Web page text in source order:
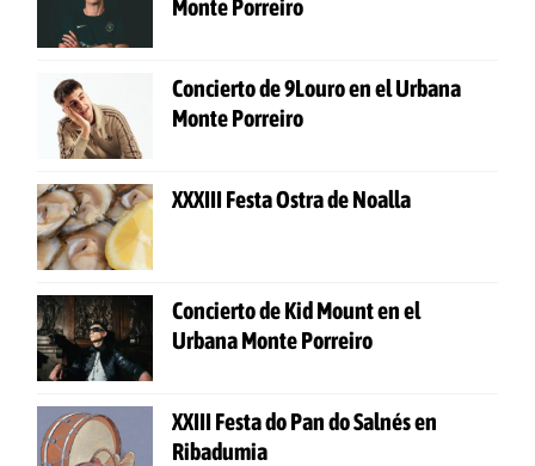
Monte Porreiro
Concierto de 9Louro en el Urbana
Monte Porreiro
XXXIII Festa Ostra de Noalla
Concierto de Kid Mount en el
Urbana Monte Porreiro
XXIII Festa do Pan do Salnés en
Ribadumia